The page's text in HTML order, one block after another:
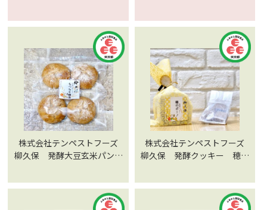
株式会社テンペストフーズ
柳久保 発酵大豆玄米パン
株式会社テンペストフーズ
柳久保 発酵クッキー 穂の